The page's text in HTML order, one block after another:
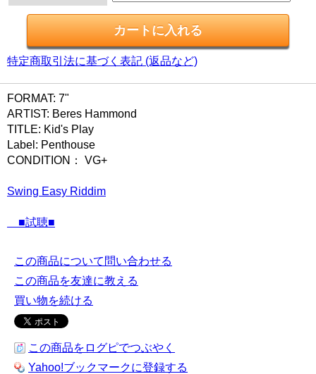
特定商取引法に基づく表記 (返品など)
FORMAT: 7"
ARTIST: Beres Hammond
TITLE: Kid's Play
Label: Penthouse
CONDITION： VG+
Swing Easy Riddim
■試聴■
この商品について問い合わせる
この商品を友達に教える
買い物を続ける
この商品をログピでつぶやく
Yahoo!ブックマークに登録する